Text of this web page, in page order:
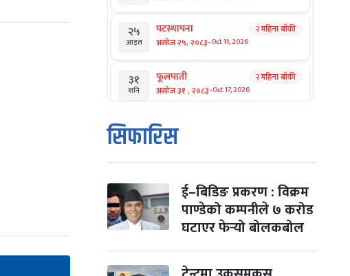
२५
आइत
घटस्थापना
असोज २५, २०८३-Oct 11, 2026
२ महिना बाँकी
३१
शनि
फूलपाती
असोज ३१ , २०८३-Oct 17, 2026
२ महिना बाँकी
१
आइत
कार्तिक सङ्क्रान्ति
कार्तिक १, २०८३
मंगल कार्तिक ३, २०८३-Oct 20, 2026
४ विजयादशमी
कार्तिक ४, २०८३-Oct 21, 2026
२ महिना बाँकी
५ पापा‌ङ्कुशा एकादशी व्रत २ महिना बाँकी
सिफारिस
ई–बिडिङ प्रकरण : विक्रम
पाण्डेको कम्पनीले ७ करोड
घटाएर फेर्‍यो बोलकबोल